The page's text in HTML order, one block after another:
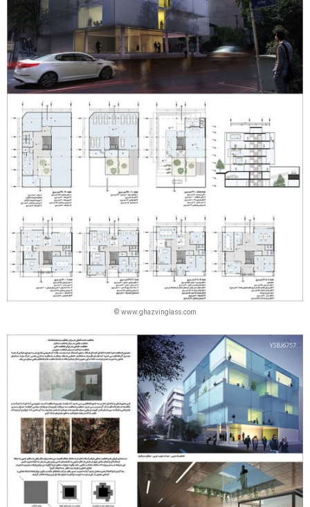
© www.ghazvinglass.com